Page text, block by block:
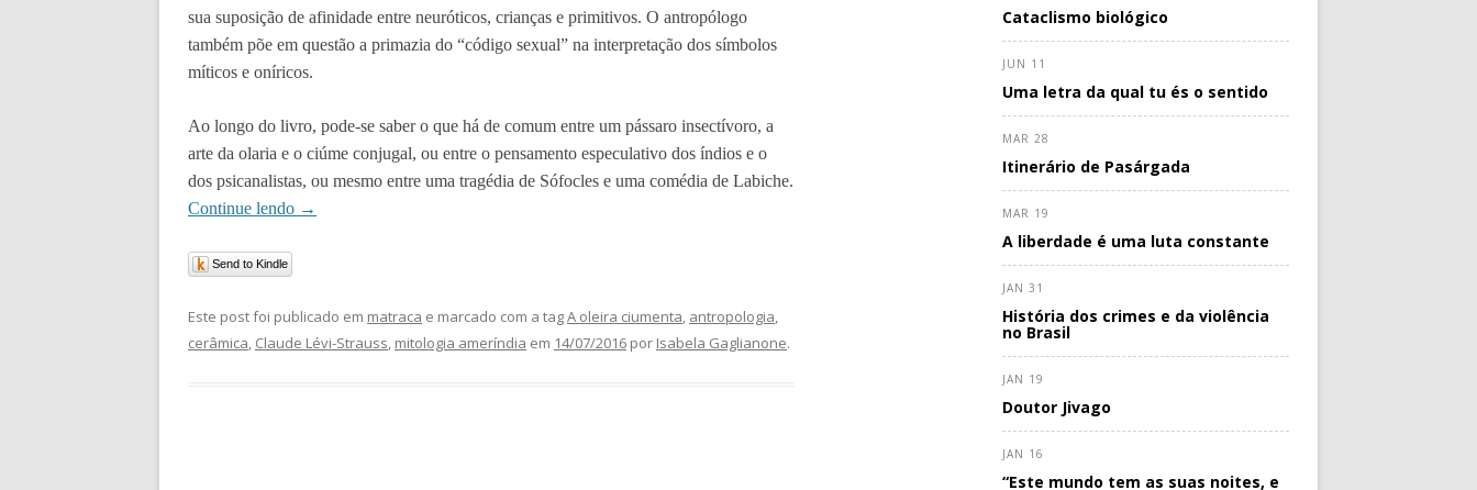
sua suposição de afinidade entre neuróticos, crianças e primitivos. O antropólogo
também põe em questão a primazia do “código sexual” na interpretação dos símbolos
míticos e oníricos.
Ao longo do livro, pode-se saber o que há de comum entre um pássaro insectívoro, a
arte da olaria e o ciúme conjugal, ou entre o pensamento especulativo dos índios e o
dos psicanalistas, ou mesmo entre uma tragédia de Sófocles e uma comédia de Labiche.
Continue lendo →
Send to Kindle
Este post foi publicado em matraca e marcado com a tagA oleira ciumenta antropologia
cerâmica Claude Lévi-Strauss mitologia ameríndia em 14/07/2016 por Isabela Gaglianone.
Cataclismo biológico
JUN 11
Uma letra da qual tu és o sentido
MAR 28
Itinerário de Pasárgada
MAR 19
A liberdade é uma luta constante
JAN 31
História dos crimes e da violência
no Brasil
JAN 19
Doutor Jivago
JAN 16
“Este mundo tem as suas noites, e